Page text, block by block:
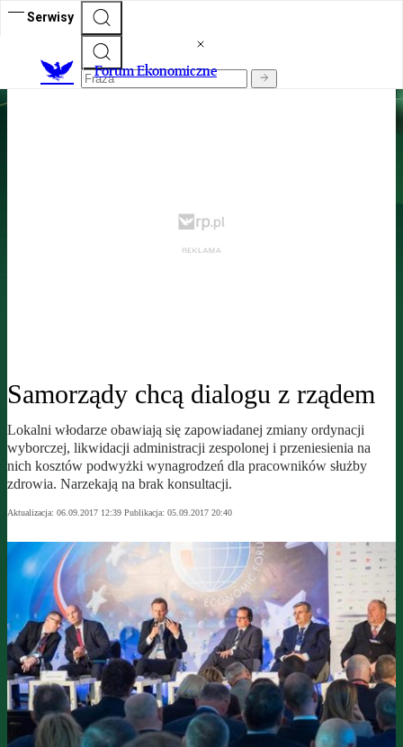
Serwisy
Forum Ekonomiczne
Forum Ekonomiczne
Samorządy chcą dialogu z rządem
Lokalni włodarze obawiają się zapowiadanej zmiany ordynacji
wyborczej, likwidacji administracji zespolonej i przeniesienia na
nich kosztów podwyżki wynagrodzeń dla pracowników służby
zdrowia. Narzekają na brak konsultacji.
Aktualizacja: 06.09.2017 12:39 Publikacja: 05.09.2017 20:40